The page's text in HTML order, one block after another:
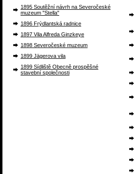
1895 Soutěžní návrh na Severočeské
muzeum "Stella"
1896 Frýdlantská radnice
1897 Vila Alfreda Ginzkeye
1898 Severočeské muzeum
1899 Jägerova vila
1899 Sídliště Obecně prospěšné
stavební společnosti